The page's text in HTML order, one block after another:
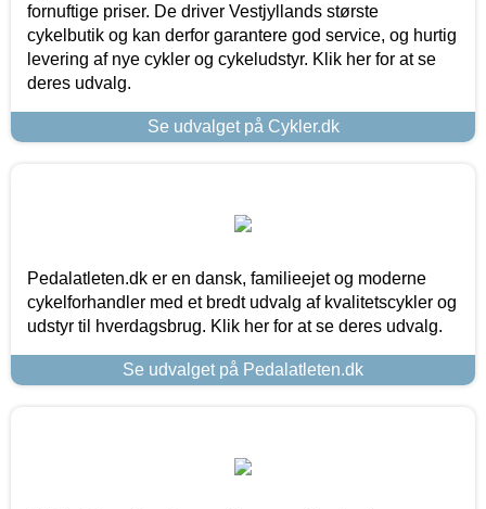
fornuftige priser. De driver Vestjyllands største
cykelbutik og kan derfor garantere god service, og hurtig
levering af nye cykler og cykeludstyr. Klik her for at se
deres udvalg.
Se udvalget på Cykler.dk
Pedalatleten.dk er en dansk, familieejet og moderne
cykelforhandler med et bredt udvalg af kvalitetscykler og
udstyr til hverdagsbrug. Klik her for at se deres udvalg.
Se udvalget på Pedalatleten.dk